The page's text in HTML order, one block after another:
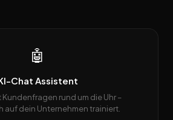
🤖
Chat Assistent
rund um die Uhr –
auf dein Unternehmen trainiert.